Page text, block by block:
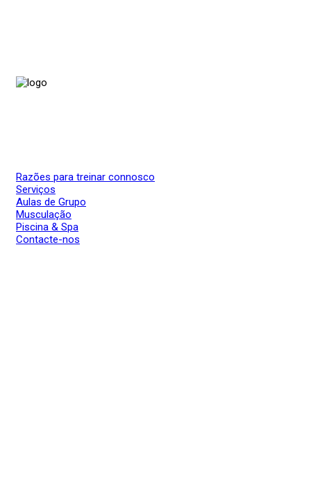
Razões para treinar connosco
Serviços
Aulas de Grupo
Musculação
Piscina & Spa
Contacte-nos